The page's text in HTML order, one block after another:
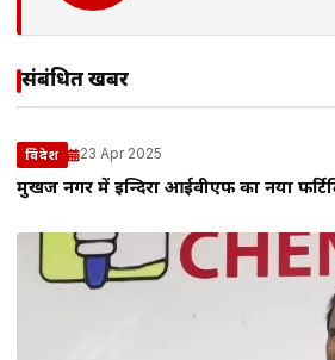
संबंधित खबरें
विदेश 23 Apr 2025
मुखर्जी नगर में इन्दिरा आईवीएफ का नया